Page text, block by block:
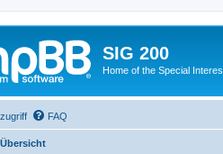
SIG 200
Home of the Special
FAQ